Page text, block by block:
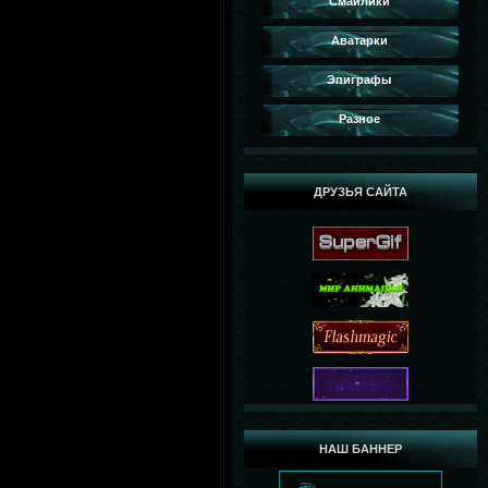
Аватарки
Эпиграфы
Разное
ДРУЗЬЯ САЙТА
НАШ БАННЕР